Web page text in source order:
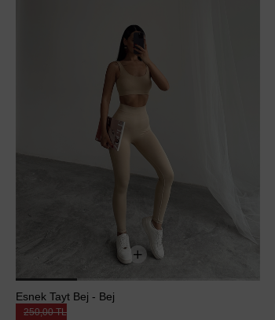
Esnek Tayt Bej - Bej
250,00 TL